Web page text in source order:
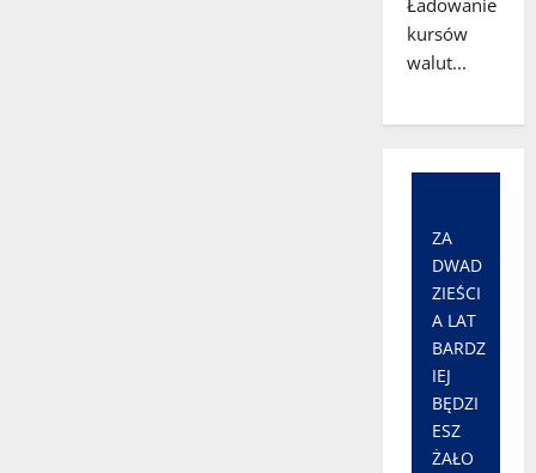
Ładowanie
kursów
walut...
ZA
DWAD
ZIEŚCI
A LAT
BARDZ
IEJ
BĘDZI
ESZ
ŻAŁO